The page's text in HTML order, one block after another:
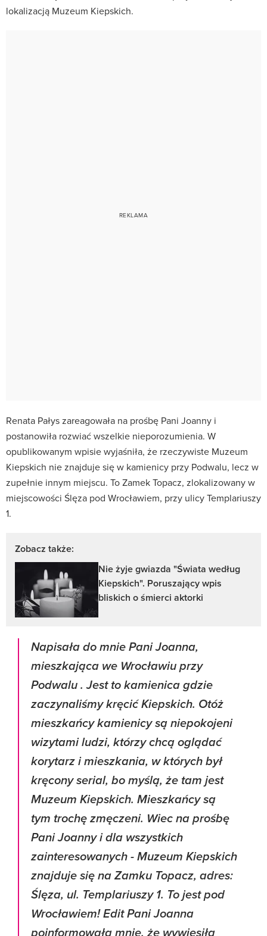
lokalizacją Muzeum Kiepskich.
Renata Pałys zareagowała na prośbę Pani Joanny i
postanowiła rozwiać wszelkie nieporozumienia. W
opublikowanym wpisie wyjaśniła, że rzeczywiste Muzeum
Kiepskich nie znajduje się w kamienicy przy Podwalu, lecz w
zupełnie innym miejscu. To Zamek Topacz, zlokalizowany w
miejscowości Ślęza pod Wrocławiem, przy ulicy Templariuszy
1.
Zobacz także:
Nie żyje gwiazda "Świata według
Kiepskich". Poruszający wpis
bliskich o śmierci aktorki
Napisała do mnie Pani Joanna,
mieszkająca we Wrocławiu przy
Podwalu . Jest to kamienica gdzie
zaczynaliśmy kręcić Kiepskich. Otóż
mieszkańcy kamienicy są niepokojeni
wizytami ludzi, którzy chcą oglądać
korytarz i mieszkania, w których był
kręcony serial, bo myślą, że tam jest
Muzeum Kiepskich. Mieszkańcy są
tym trochę zmęczeni. Wiec na prośbę
Pani Joanny i dla wszystkich
zainteresowanych - Muzeum Kiepskich
znajduje się na Zamku Topacz, adres:
Ślęza, ul. Templariuszy 1. To jest pod
Wrocławiem! Edit Pani Joanna